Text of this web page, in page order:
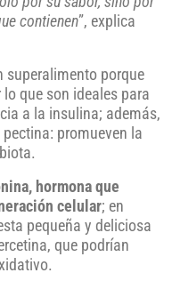
contienen”, explica
superalimento porque
que son ideales para
a la insulina; además,
promueven la
hormona que
celular; en
pequeña y deliciosa
que podrían